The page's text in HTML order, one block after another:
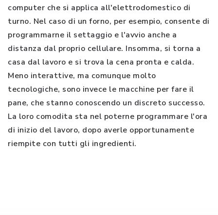
computer che si applica all'elettrodomestico di
turno. Nel caso di un forno, per esempio, consente di
programmarne il settaggio e l'avvio anche a
distanza dal proprio cellulare. Insomma, si torna a
casa dal lavoro e si trova la cena pronta e calda.
Meno interattive, ma comunque molto
tecnologiche, sono invece le macchine per fare il
pane, che stanno conoscendo un discreto successo.
La loro comodita sta nel poterne programmare l'ora
di inizio del lavoro, dopo averle opportunamente
riempite con tutti gli ingredienti.